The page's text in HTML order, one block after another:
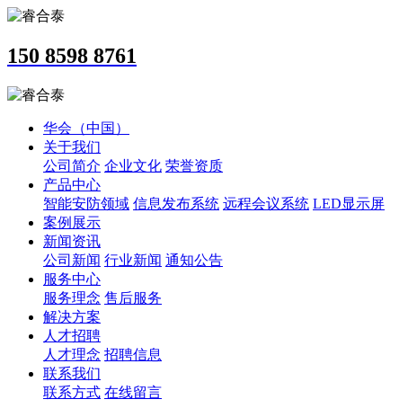
150 8598 8761
华会（中国）
关于我们
公司简介 企业文化 荣誉资质
产品中心
智能安防领域 信息发布系统 远程会议系统 LED显示屏
案例展示
新闻资讯
公司新闻 行业新闻 通知公告
服务中心
服务理念 售后服务
解决方案
人才招聘
人才理念 招聘信息
联系我们
联系方式 在线留言